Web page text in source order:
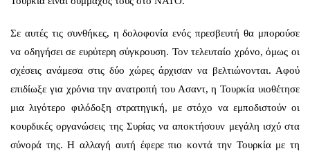
Σε αυτές τις συνθήκες, η δολοφονία ενός πρεσβευτή θα μπορούσε
να οδηγήσει σε ευρύτερη σύγκρουση. Τον τελευταίο χρόνο, όμως οι
σχέσεις ανάμεσα στις δύο χώρες άρχισαν να βελτιώνονται. Αφού
επιδίωξε για χρόνια την ανατροπή του Ασαντ, η Τουρκία υιοθέτησε
μια λιγότερο φιλόδοξη στρατηγική, με στόχο να εμποδιστούν οι
κουρδικές οργανώσεις της Συρίας να αποκτήσουν μεγάλη ισχύ στα
σύνορά της. Η αλλαγή αυτή έφερε πιο κοντά την Τουρκία με τη